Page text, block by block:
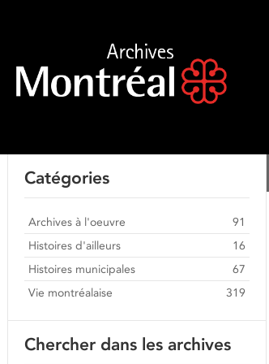
Catégories
Archives à l'oeuvre
91
Histoires d'ailleurs
16
Histoires municipales
67
Vie montréalaise
319
Chercher dans les archives